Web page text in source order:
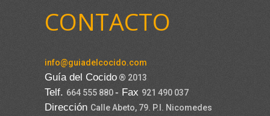
CONTACTO
info@guiadelcocido.com
Guía del Cocido ® 2013
Telf. 664 555 880- Fax 921 490 037
Dirección Calle Abeto, 79. P.I. Nicomedes